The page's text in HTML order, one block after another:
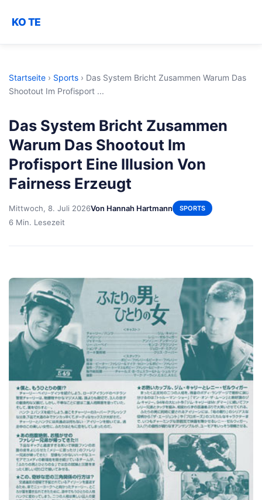
KO TE
Startseite › Sports › Das System Bricht Zusammen Warum Das
Shootout Im Profisport ...
Das System Bricht Zusammen
Warum Das Shootout Im
Profisport Eine Illusion Von
Fairness Erzeugt
Mittwoch, 8. Juli 2026Von Hannah Hartmann SPORTS
6 Min. Lesezeit